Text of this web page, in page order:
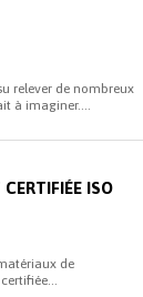
relever de nombreux
à imaginer....
ISO
de